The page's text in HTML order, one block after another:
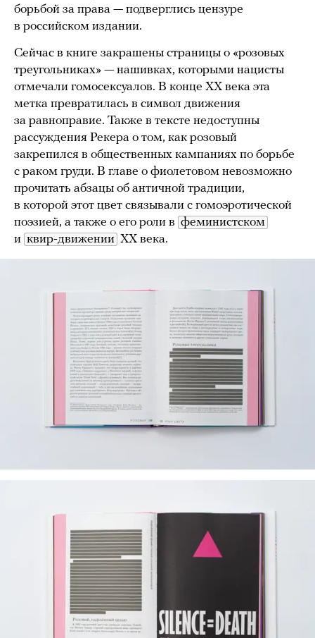
борьбой за права — подверглись цензуре
в российском издании.
Сейчас в книге закрашены страницы о «розовых
треугольниках» — нашивках, которыми нацисты
отмечали гомосексуалов. В конце XX века эта
метка превратилась в символ движения
за равноправие. Также в тексте недоступны
рассуждения Рекера о том, как розовый
закрепился в общественных кампаниях по борьбе
с раком груди. В главе о фиолетовом невозможно
прочитать абзацы об античной традиции,
в которой этот цвет связывали с гомоэротической
поэзией, а также о его роли в феминистском
и квир-движении XX века.